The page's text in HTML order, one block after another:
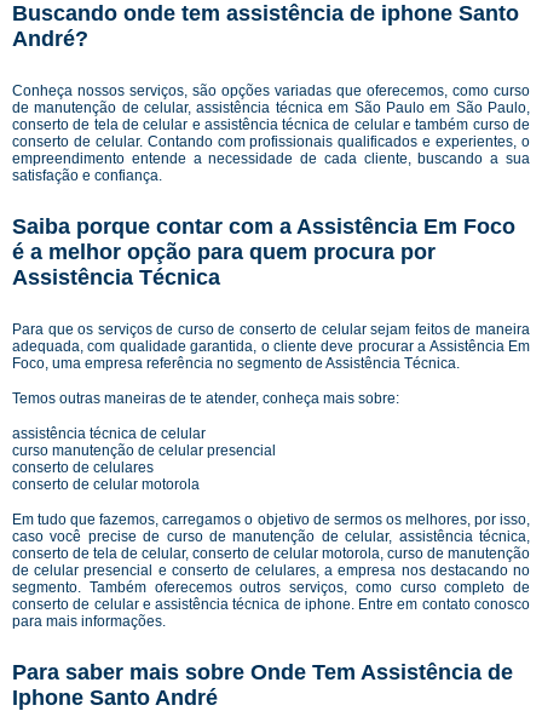
Buscando onde tem assistência de iphone Santo
André?
Conheça nossos serviços, são opções variadas que oferecemos, como curso
de manutenção de celular, assistência técnica em São Paulo em São Paulo,
conserto de tela de celular e assistência técnica de celular e também curso de
conserto de celular. Contando com profissionais qualificados e experientes, o
empreendimento entende a necessidade de cada cliente, buscando a sua
satisfação e confiança.
Saiba porque contar com a Assistência Em Foco
é a melhor opção para quem procura por
Assistência Técnica
Para que os serviços de curso de conserto de celular sejam feitos de maneira
adequada, com qualidade garantida, o cliente deve procurar a Assistência Em
Foco, uma empresa referência no segmento de Assistência Técnica.
Temos outras maneiras de te atender, conheça mais sobre:
assistência técnica de celular
curso manutenção de celular presencial
conserto de celulares
conserto de celular motorola
Em tudo que fazemos, carregamos o objetivo de sermos os melhores, por isso,
caso você precise de curso de manutenção de celular, assistência técnica,
conserto de tela de celular, conserto de celular motorola, curso de manutenção
de celular presencial e conserto de celulares, a empresa nos destacando no
segmento. Também oferecemos outros serviços, como curso completo de
conserto de celular e assistência técnica de iphone. Entre em contato conosco
para mais informações.
Para saber mais sobre Onde Tem Assistência de
Iphone Santo André